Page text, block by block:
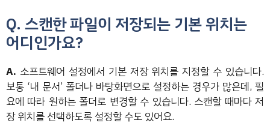
Q. 스캔한 파일이 저장되는 기본 위치는
어디인가요?
A. 소프트웨어 설정에서 기본 저장 위치를 지정할 수 있습니다.
보통 ‘내 문서’ 폴더나 바탕화면으로 설정하는 경우가 많은데, 필
요에 따라 원하는 폴더로 변경할 수 있습니다. 스캔할 때마다 저
장 위치를 선택하도록 설정할 수도 있어요.